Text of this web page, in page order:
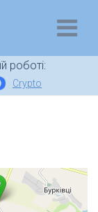
роботі:
Crypto